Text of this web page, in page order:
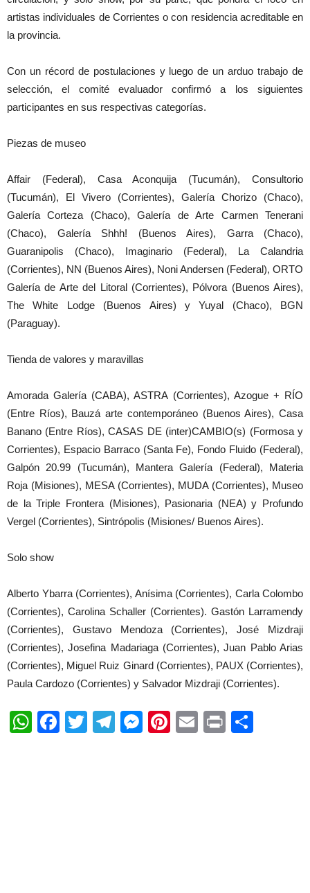
artistas individuales de Corrientes o con residencia acreditable en
la provincia.
Con un récord de postulaciones y luego de un arduo trabajo de
selección, el comité evaluador confirmó a los siguientes
participantes en sus respectivas categorías.
Piezas de museo
Affair (Federal), Casa Aconquija (Tucumán), Consultorio
(Tucumán), El Vivero (Corrientes), Galería Chorizo (Chaco),
Galería Corteza (Chaco), Galería de Arte Carmen Tenerani
(Chaco), Galería Shhh! (Buenos Aires), Garra (Chaco),
Guaranipolis (Chaco), Imaginario (Federal), La Calandria
(Corrientes), NN (Buenos Aires), Noni Andersen (Federal), ORTO
Galería de Arte del Litoral (Corrientes), Pólvora (Buenos Aires),
The White Lodge (Buenos Aires) y Yuyal (Chaco), BGN
(Paraguay).
Tienda de valores y maravillas
Amorada Galería (CABA), ASTRA (Corrientes), Azogue + RÍO
(Entre Ríos), Bauzá arte contemporáneo (Buenos Aires), Casa
Banano (Entre Ríos), CASAS DE (inter)CAMBIO(s) (Formosa y
Corrientes), Espacio Barraco (Santa Fe), Fondo Fluido (Federal),
Galpón 20.99 (Tucumán), Mantera Galería (Federal), Materia
Roja (Misiones), MESA (Corrientes), MUDA (Corrientes), Museo
de la Triple Frontera (Misiones), Pasionaria (NEA) y Profundo
Vergel (Corrientes), Sintrópolis (Misiones/ Buenos Aires).
Solo show
Alberto Ybarra (Corrientes), Anísima (Corrientes), Carla Colombo
(Corrientes), Carolina Schaller (Corrientes). Gastón Larramendy
(Corrientes), Gustavo Mendoza (Corrientes), José Mizdraji
(Corrientes), Josefina Madariaga (Corrientes), Juan Pablo Arias
(Corrientes), Miguel Ruiz Ginard (Corrientes), PAUX (Corrientes),
Paula Cardozo (Corrientes) y Salvador Mizdraji (Corrientes).
WhatsApp
Facebook
TwitterTelegram
Messenger
Pinterest
EmailPrint